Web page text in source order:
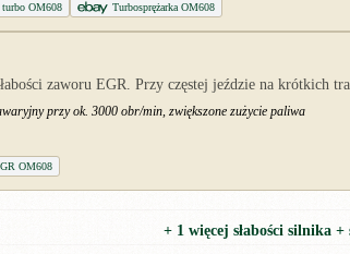
turbo OM608 Turbosprężarka OM608
zaworu EGR. Przy częstej jeździe na krótkich
przy ok. 3000 obr/min, zwiększone zużycie paliwa
OM608
+ 1 więcej słabości silnika +